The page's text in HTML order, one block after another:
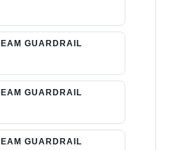
GUARDRAIL
GUARDRAIL
GUARDRAIL